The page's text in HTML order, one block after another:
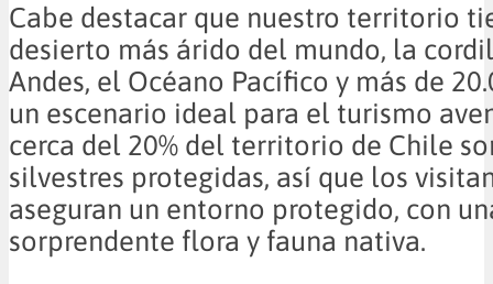
Cabe destacar que nuestro territorio
desierto más árido del mundo, la
Andes, el Océano Pacífico y más de
un escenario ideal para el turismo
cerca del 20% del territorio de Chile
silvestres protegidas, así que los
aseguran un entorno protegido, con
sorprendente flora y fauna nativa.